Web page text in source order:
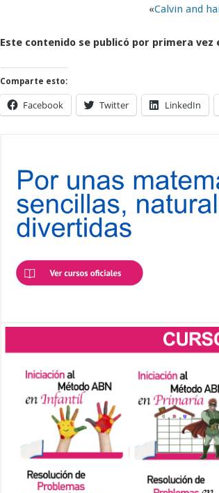
«Calvin and
Este contenido se publicó por primera vez
Comparte esto:
Facebook Twitter LinkedIn